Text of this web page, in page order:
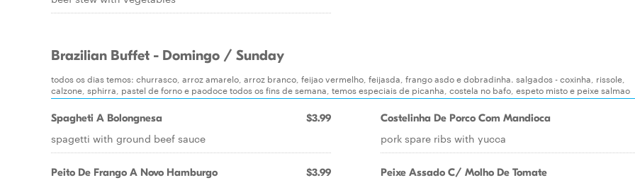
Brazilian Buffet - Domingo / Sunday
todos os dias temos: churrasco, arroz amarelo, arroz branco, feijao vermelho, feijasda, frango asdo e dobradinha. salgados - coxinha, rissole,
calzone, sphirra, pastel de forno e paodoce todos os fins de semana, temos especiais de picanha, costela no bafo, espeto misto e peixe salmao
Spagheti A Bolongnesa $3.99
spagetti with ground beef sauce
Peito De Frango A Novo Hamburgo $3.99
Costelinha De Porco Com Mandioca
pork spare ribs with yucca
Peixe Assado C/ Molho De Tomate